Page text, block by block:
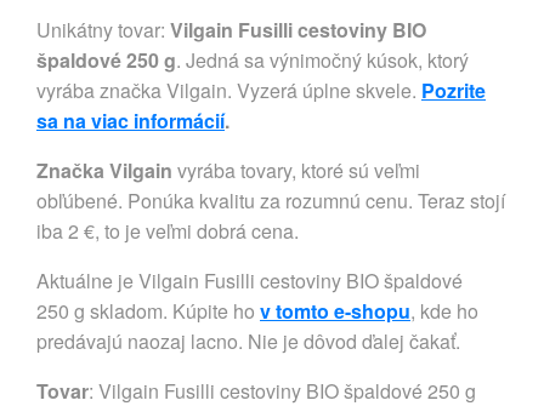
Unikátny tovar: Vilgain Fusilli cestoviny BIO
špaldové 250 g. Jedná sa výnimočný kúsok, ktorý
vyrába značka Vilgain. Vyzerá úplne skvele. Pozrite
sa na viac informácií.
Značka Vilgain vyrába tovary, ktoré sú veľmi
obľúbené. Ponúka kvalitu za rozumnú cenu. Teraz stojí
iba 2 €, to je veľmi dobrá cena.
Aktuálne je Vilgain Fusilli cestoviny BIO špaldové
250 g skladom. Kúpite ho v tomto e-shopu, kde ho
predávajú naozaj lacno. Nie je dôvod ďalej čakať.
Tovar: Vilgain Fusilli cestoviny BIO špaldové 250 g